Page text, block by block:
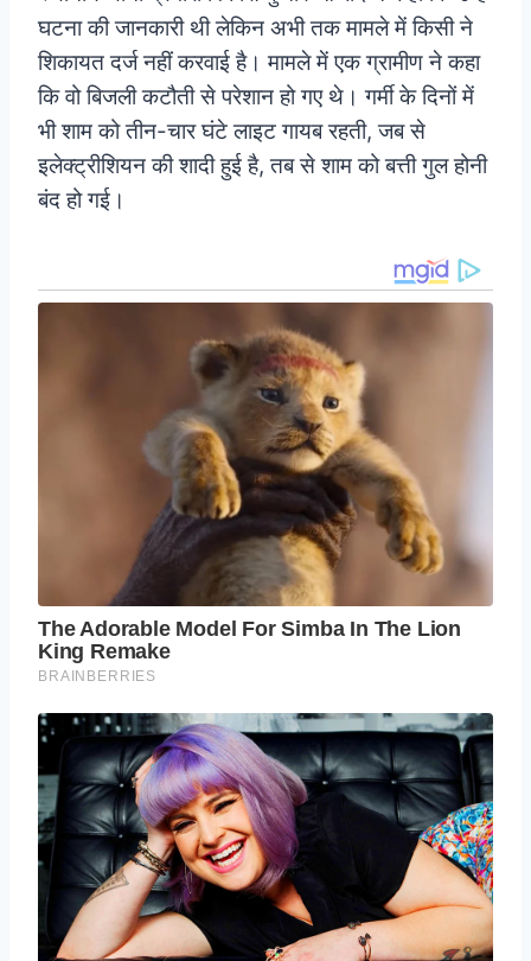
घटना की जानकारी थी लेकिन अभी तक मामले में किसी ने
शिकायत दर्ज नहीं करवाई है। मामले में एक ग्रामीण ने कहा
कि वो बिजली कटौती से परेशान हो गए थे। गर्मी के दिनों में
भी शाम को तीन-चार घंटे लाइट गायब रहती, जब से
इलेक्ट्रीशियन की शादी हुई है, तब से शाम को बत्ती गुल होनी
बंद हो गई।